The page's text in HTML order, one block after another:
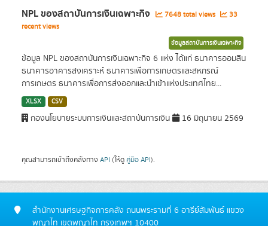
NPL ของสถาบันการเงินเฉพาะกิจ 7648 total views
33
recent views
ข้อมูลสถาบันการเงินเฉพาะกิจ
ข้อมูล NPL ของสถาบันการเงินเฉพาะกิจ 6 แห่ง ได้แก่ ธนาคารออมสิน
ธนาคารอาคารสงเคราะห์ ธนาคารเพื่อการเกษตรและสหกรณ์
การเกษตร ธนาคารเพื่อการส่งออกและนำเข้าแห่งประเทศไทย...
XLSX CSV
กองนโยบายระบบการเงินและสถาบันการเงิน 16 มิถุนายน 2569
คุณสามารถเข้าถึงคลังทาง API (ให้ดู คู่มือ API).
สำนักงานเศรษฐกิจการคลัง ถนนพระรามที่ 6 อารีย์สัมพันธ์ แขวง
พญาไท เขตพญาไท กรุงเทพฯ 10400